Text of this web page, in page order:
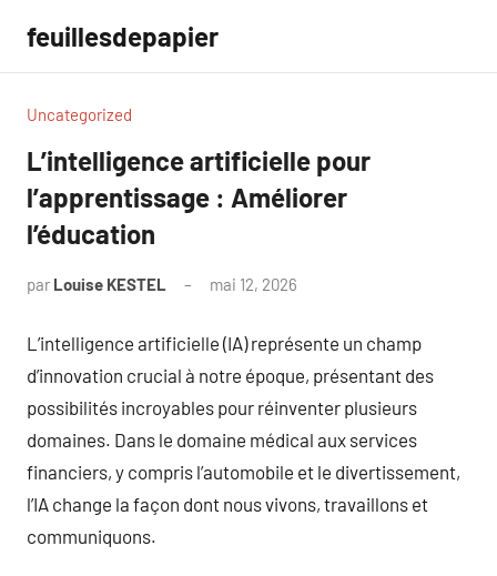
contenu
feuillesdepapier
Uncategorized
L’intelligence artificielle pour
l’apprentissage : Améliorer
l’éducation
par Louise KESTEL mai 12, 2026
L’intelligence artificielle (IA) représente un champ
d’innovation crucial à notre époque, présentant des
possibilités incroyables pour réinventer plusieurs
domaines. Dans le domaine médical aux services
financiers, y compris l’automobile et le divertissement,
l’IA change la façon dont nous vivons, travaillons et
communiquons.